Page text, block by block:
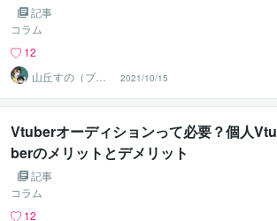
記事
コラム
12
山丘すの（ブ
リ）
2021/10/15
Vtuberオーディションって必要？個人Vtu
berのメリットとデメリット
記事
コラム
12